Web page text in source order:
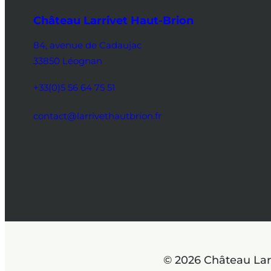
Château Larrivet Haut-Brion
84, avenue de Cadaujac
33850 Léognan
+33(0)5 56 64 75 51
contact@larrivethautbrion.fr
© 2026 Château